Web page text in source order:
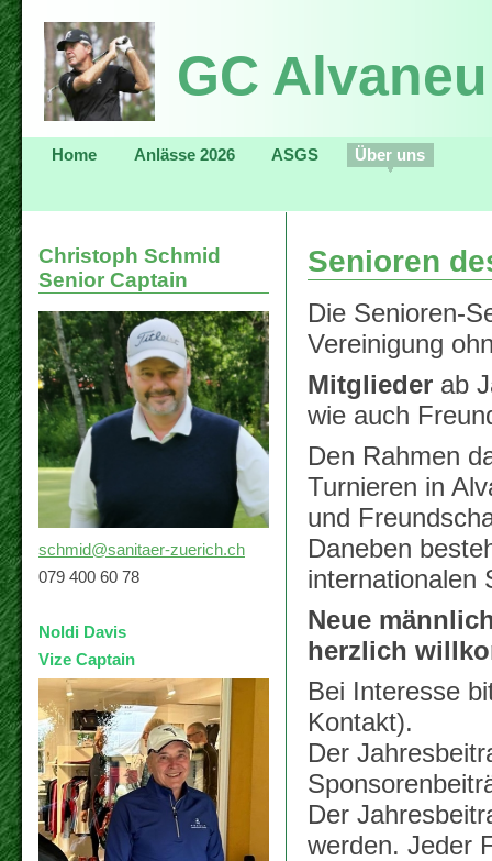
GC
Home Anlässe 2026 ASGS Über uns
Christoph Schmid
Senior Captain
schmid@sanitaer-zuerich.ch
079 400 60 78
Noldi Davis
Vize Captain
Senioren
Die Senioren-
Vereinigung
Mitglieder ab
wie auch
Den Rahmen
Turnieren in
und
Daneben
internationalen
Neue
herzlich
Bei Interesse
Kontakt).
Der
Der
werden. Jeder